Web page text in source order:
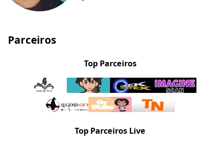
Parceiros
Top Parceiros
Top Parceiros Live